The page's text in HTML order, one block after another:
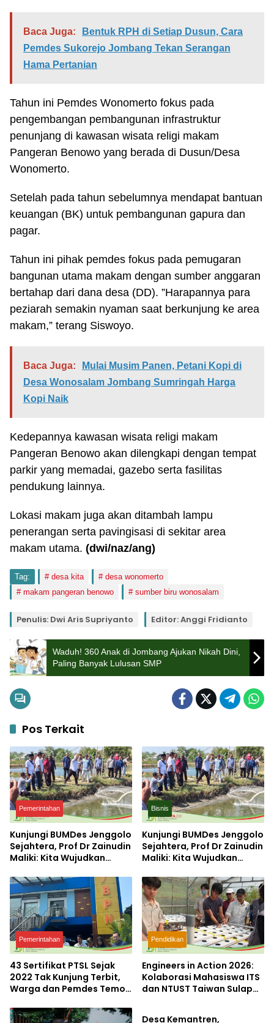
Baca Juga:
Bentuk RPH di Setiap Dusun, Cara
Pemdes Sukorejo Jombang Tekan Serangan
Hama Pertanian
Tahun ini Pemdes Wonomerto fokus pada
pengembangan pembangunan infrastruktur
penunjang di kawasan wisata religi makam
Pangeran Benowo yang berada di Dusun/Desa
Wonomerto.
Setelah pada tahun sebelumnya mendapat bantuan
keuangan (BK) untuk pembangunan gapura dan
pagar.
Tahun ini pihak pemdes fokus pada pemugaran
bangunan utama makam dengan sumber anggaran
bertahap dari dana desa (DD). ”Harapannya para
peziarah semakin nyaman saat berkunjung ke area
makam,” terang Siswoyo.
Baca Juga:
Mulai Musim Panen, Petani Kopi di
Desa Wonosalam Jombang Sumringah Harga
Kopi Naik
Kedepannya kawasan wisata religi makam
Pangeran Benowo akan dilengkapi dengan tempat
parkir yang memadai, gazebo serta fasilitas
pendukung lainnya.
Lokasi makam juga akan ditambah lampu
penerangan serta pavingisasi di sekitar area
makam utama. (dwi/naz/ang)
Tag: desa kita
desa wonomerto
makam pangeran benowo
sumber biru wonosalam
Penulis: Dwi Aris Supriyanto Editor: Anggi Fridianto
Waduh! 360 Anak di Jombang Ajukan Nikah Dini,
Paling Banyak Lulusan SMP
Pos Terkait
Pemerintahan
Kunjungi BUMDes Jenggolo
Sejahtera, Prof Dr Zainudin
Maliki: Kita Wujudkan
dengan Potensi Desa
Bisnis
Kunjungi BUMDes Jenggolo
Sejahtera, Prof Dr Zainudin
Maliki: Kita Wujudkan
dengan Potensi Desa
Pemerintahan
43 Sertifikat PTSL Sejak
2022 Tak Kunjung Terbit,
Warga dan Pemdes Temon
Mojokerto
Pendidikan
Engineers in Action 2026:
Kolaborasi Mahasiswa ITS
dan NTUST Taiwan Sulap
Lifestyle
Desa Kemantren,